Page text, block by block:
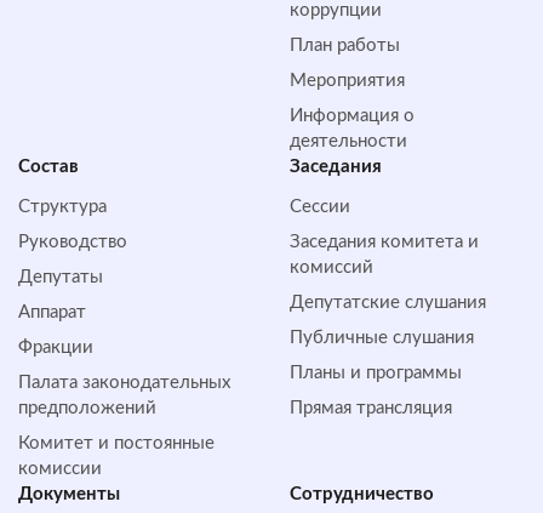
коррупции
План работы
Мероприятия
Информация о
деятельности
Состав
Структура
Руководство
Депутаты
Аппарат
Фракции
Палата законодательных
предположений
Комитет и постоянные
комиссии
Заседания
Сессии
Заседания комитета и
комиссий
Депутатские слушания
Публичные слушания
Планы и программы
Прямая трансляция
Документы Сотрудничество